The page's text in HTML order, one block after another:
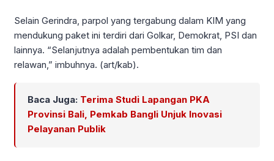
Selain Gerindra, parpol yang tergabung dalam KIM yang
mendukung paket ini terdiri dari Golkar, Demokrat, PSI dan
lainnya. “Selanjutnya adalah pembentukan tim dan
relawan,” imbuhnya. (art/kab).
Baca Juga: Terima Studi Lapangan PKA
Provinsi Bali, Pemkab Bangli Unjuk Inovasi
Pelayanan Publik